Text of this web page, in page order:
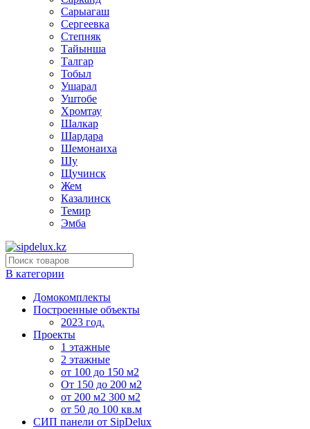
Сарыагаш
Сергеевка
Степняк
Тайынша
Талгар
Тобыл
Ушарал
Уштобе
Хромтау
Шалкар
Шардара
Шемонаиха
Шу
Щучинск
Жем
Казалинск
Темир
Эмба
В категории
Домокомплекты
Построенные объекты
2023 год.
Проекты
1 этажные
2 этажные
от 100 до 150 м2
От 150 до 200 м2
от 200 м2 300 м2
от 50 до 100 кв.м
СИП панели от SipDelux